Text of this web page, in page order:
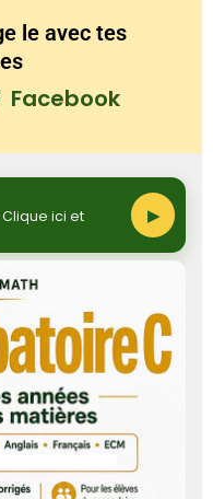
le avec tes
Facebook
ici et
▶